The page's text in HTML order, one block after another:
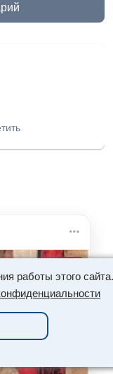
работы этого сайта.